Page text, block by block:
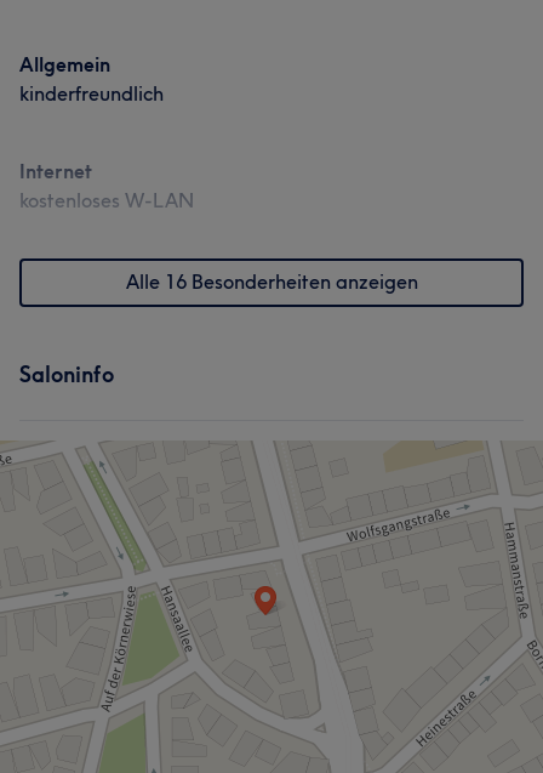
Allgemein
kinderfreundlich
Internet
kostenloses W-LAN
Alle 16 Besonderheiten anzeigen
Saloninfo